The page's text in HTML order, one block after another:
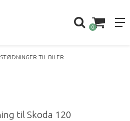
0
TIL BILER
til Skoda 120